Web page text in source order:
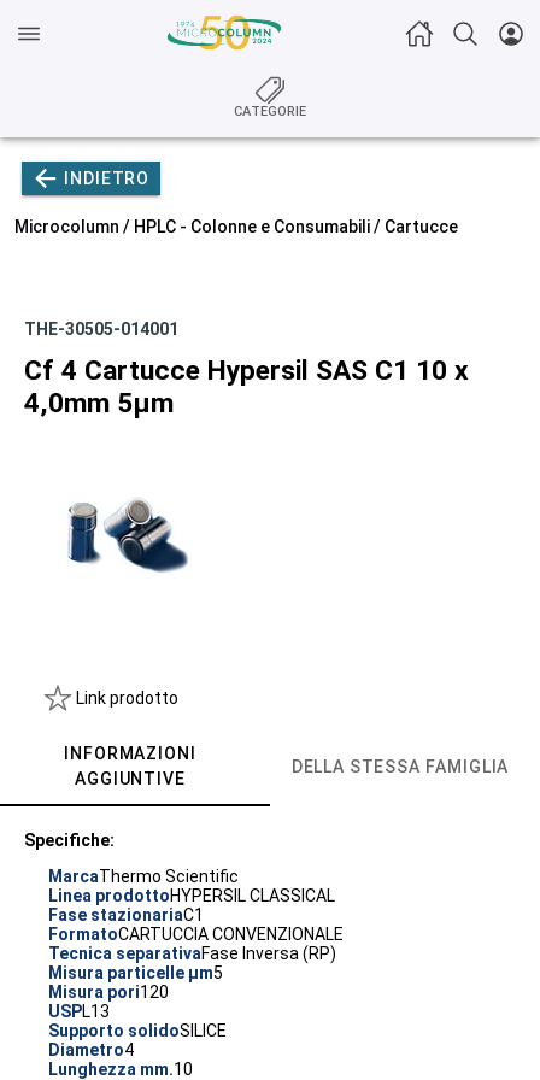
CATEGORIE
INDIETRO
Microcolumn / HPLC - Colonne e Consumabili/ Cartucce
THE-30505-014001
Cf 4 Cartucce Hypersil SAS C1 10 x
4,0mm 5µm
Link prodotto
INFORMAZIONI
AGGIUNTIVE
DELLA STESSA FAMIGLIA
Specifiche:
MarcaThermo Scientific
Linea prodottoHYPERSIL CLASSICAL
Fase stazionariaC1
FormatoCARTUCCIA CONVENZIONALE
Tecnica separativaFase Inversa (RP)
Misura particelle µm5
Misura pori120
USPL13
Supporto solidoSILICE
Diametro4
Lunghezza mm.10